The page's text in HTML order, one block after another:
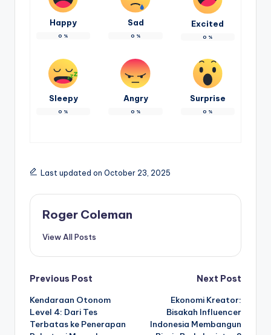
Happy
0 %
Sad
0 %
Excited
0 %
Sleepy
0 %
Angry
0 %
Surprise
0 %
Last updated on October 23, 2025
Roger Coleman
View All Posts
Post
navigation
Previous Post
Kendaraan Otonom
Level 4: Dari Tes
Terbatas ke Penerapan
Next Post
Ekonomi Kreator:
Bisakah Influencer
Indonesia Membangun